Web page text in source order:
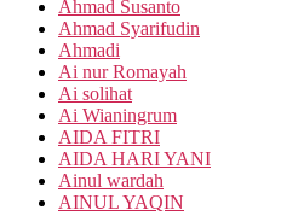
Ahmad Susanto
Ahmad Syarifudin
Ahmadi
Ai nur Romayah
Ai solihat
Ai Wianingrum
AIDA FITRI
AIDA HARI YANI
Ainul wardah
AINUL YAQIN